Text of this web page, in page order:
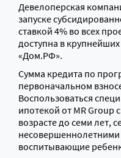
Девелоперская
запуске
ставкой 4% во всех
доступна в
«Дом.РФ».
Сумма кредита по
первоначальном
Воспользоваться
ипотекой от MR Group
возрасте до семи лет,
несовершеннолетними
воспитывающие